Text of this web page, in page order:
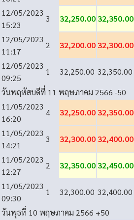
12/05/2023
15:23
3 32,250.00 32,350.00
12/05/2023
11:17
2 32,200.00 32,300.00
12/05/2023
09:25
1 32,250.00 32,350.00
วันพฤหัสบดีที่ 11 พฤษภาคม 2566 -50
11/05/2023
16:20
4 32,250.00 32,350.00
11/05/2023
14:21
3 32,300.00 32,400.00
11/05/2023
12:27
2 32,350.00 32,450.00
11/05/2023
09:30
1 32,300.00 32,400.00
วันพุธที่ 10 พฤษภาคม 2566 +50